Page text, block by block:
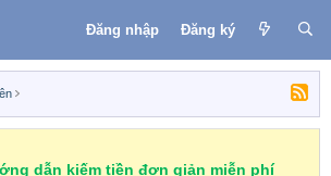
Đăng nhập Đăng ký
dẫn kiếm tiền đơn giản miễn phí